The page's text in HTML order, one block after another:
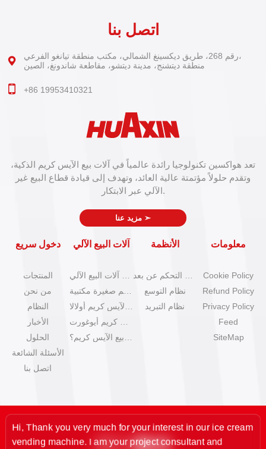
تعد هواكسين تكنولوجيا رائدة عالمياً في آلات بيع الآيس كريم الذكية،
وتقدم حلولاً مؤتمتة عالية العائد، وتهدف إلى قيادة قطاع البيع غير
الآلي عبر الابتكار.
➣
دخول سريع
المنتجات
من نحن
النظام
الأخبار
الحلول
الأسئلة الشائعة
اتصل بنا
آلات البيع الآلي الأنظمة
نظام التوسع
نظام التبريد
معلومات
Cookie Policy
Refund Policy
Privacy Policy
Feed
SiteMap
اتصل بنا
رقم 268، طريق ديكسينغ الشمالي، مكتب منطقة تيانغو الفرعي،
منطقة ديتشنج، مدينة ديتشو، مقاطعة شاندونغ، الصين
+86 19953410321
Hi, Thank you very much for your interest in our ice cream
vending machine. I am your project consultant and